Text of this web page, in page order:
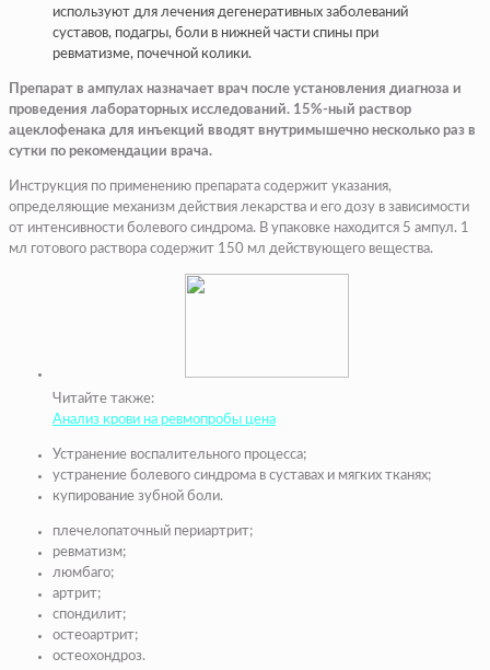
используют для лечения дегенеративных заболеваний
суставов, подагры, боли в нижней части спины при
ревматизме, почечной колики.
Препарат в ампулах назначает врач после установления диагноза и
проведения лабораторных исследований. 15%-ный раствор
ацеклофенака для инъекций вводят внутримышечно несколько раз в
сутки по рекомендации врача.
Инструкция по применению препарата содержит указания,
определяющие механизм действия лекарства и его дозу в зависимости
от интенсивности болевого синдрома. В упаковке находится 5 ампул. 1
мл готового раствора содержит 150 мл действующего вещества.
Читайте также:
Анализ крови на ревмопробы цена
Устранение воспалительного процесса;
устранение болевого синдрома в суставах и мягких тканях;
купирование зубной боли.
плечелопаточный периартрит;
ревматизм;
люмбаго;
артрит;
спондилит;
остеоартрит;
остеохондроз.